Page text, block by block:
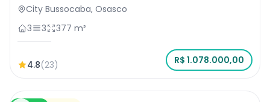
Osasco
City Bussocaba, Osasco
3
3 377 m²
4.8(23) R$ 1.078.000,00